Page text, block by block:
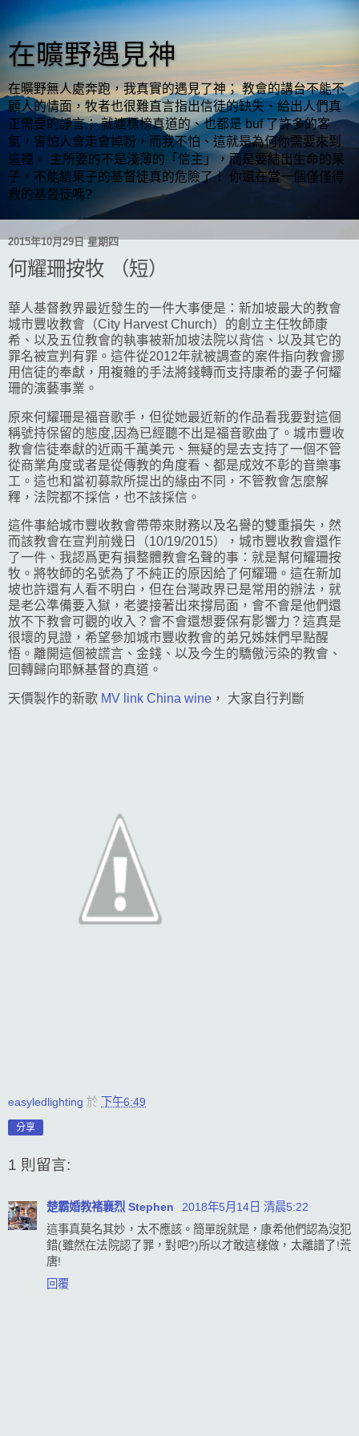
在曠野遇見神
在曠野無人處奔跑，我真實的遇見了神； 教會的講台不能不
顧人的情面，牧者也很難直言指出信徒的缺失、給出人們真
正需要的諍言； 就連標榜真道的、也都是 buf 了許多的客
氣，害怕人會走會掉粉，而我不怕、這就是為何你需要來到
這裡。 主所要的不是淺薄的「信主」，而是要結出生命的果
子，不能結果子的基督徒真的危險了！ 你還在當一個僅僅得
救的基督徒嗎?
2015年10月29日 星期四
何耀珊按牧 （短）
華人基督教界最近發生的一件大事便是：新加坡最大的教會
城市豐收教會（City Harvest Church）的創立主任牧師康
希、以及五位教會的執事被新加坡法院以背信、以及其它的
罪名被宣判有罪。這件從2012年就被調查的案件指向教會挪
用信徒的奉獻，用複雜的手法將錢轉而支持康希的妻子何耀
珊的演藝事業。
原來何耀珊是福音歌手，但從她最近新的作品看我要對這個
稱號持保留的態度,因為已經聽不出是福音歌曲了。城市豐收
教會信徒奉獻的近兩千萬美元、無疑的是去支持了一個不管
從商業角度或者是從傳教的角度看、都是成效不彰的音樂事
工。這也和當初募款所提出的緣由不同，不管教會怎麼解
釋，法院都不採信，也不該採信。
這件事給城市豐收教會帶帶來財務以及名譽的雙重損失，然
而該教會在宣判前幾日（10/19/2015），城市豐收教會還作
了一件、我認爲更有損整體教會名聲的事：就是幫何耀珊按
牧。將牧師的名號為了不純正的原因給了何耀珊。這在新加
坡也許還有人看不明白，但在台灣政界已是常用的辦法，就
是老公準備要入獄，老婆接著出來撐局面，會不會是他們還
放不下教會可觀的收入？會不會還想要保有影響力？這真是
很壞的見證，希望參加城市豐收教會的弟兄姊妹們早點醒
悟。離開這個被謊言、金錢、以及今生的驕傲污染的教會、
回轉歸向耶穌基督的真道。
天價製作的新歌 MV link China wine ， 大家自行判斷
easyledlighting 於 下午6:49
分享
1 則留言:
楚霸婚教褚襄烈 Stephen
2018年5月14日 清晨5:22
這事真莫名其妙，太不應該。簡單說就是，康希他們認為沒犯
錯(雖然在法院認了罪，對吧?)所以才敢這樣做，太離譜了!荒
唐!
回覆